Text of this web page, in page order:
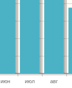
июн июл авг